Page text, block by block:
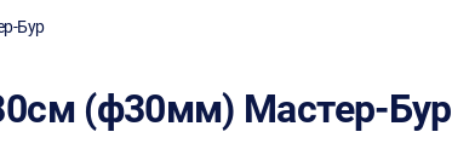
Бур
(ф30мм) Мастер-Бур